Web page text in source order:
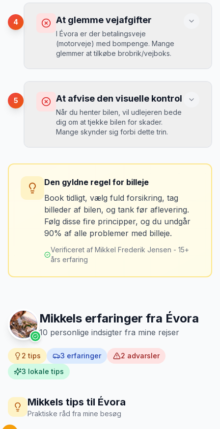
MJ
Mikkels erfaring September 2023
“En lille bule i døren kostede mig 8.000
kr. i selvrisiko. Siden har jeg altid
Du betaler 20-30% mere for brændstof,
da udlejeren tager høje benzinpriser.
Løsning
4 At glemme vejafgifter
I Évora er der betalingsveje
(motorveje) med bompenge. Mange
glemmer at tilkøbe brobrik/vejboks.
Du risikerer at køre forkert for at undgå
bomveje, eller at betale med kontanter
ved hver bom (langsommere og dyrere).
uge og sparer tid og besvær.
5 At afvise den visuelle kontrol
Når du henter bilen, vil udlejeren bede
dig om at tjekke bilen for skader.
Mange skynder sig forbi dette trin.
var der før du fik bilen.
Tag billeder af ALLE ridser, buler og
skader - selv de mindste. Tag også
billeder af kilometerstanden og
brændstofmåleren.
vinkler ved afhentning. Det har reddet
mig fra falske skadeskrav to gange.”
Den gyldne regel for billeje
Book tidligt, vælg fuld forsikring, tag
billeder af bilen, og tank før aflevering.
Følg disse fire principper, og du undgår
90% af alle problemer med billeje.
Verificeret af Mikkel Frederik Jensen - 15+
års erfaring
Mikkels erfaringer fra Évora
10 personlige indsigter fra mine rejser
2 tips 3 erfaringer 2 advarsler
3 lokale tips
Mikkels tips til Évora
Praktiske råd fra mine besøg